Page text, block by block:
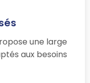
une large
aux besoins